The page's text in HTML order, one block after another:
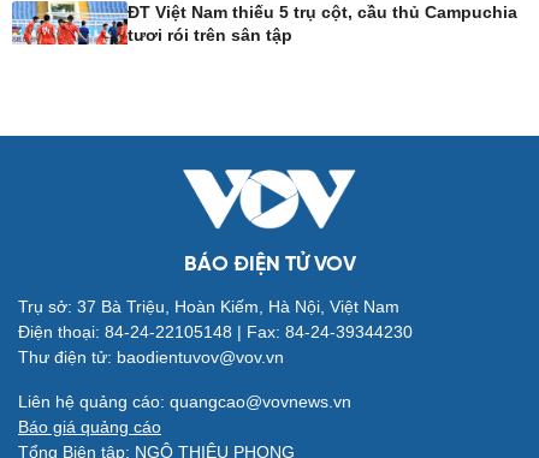
Sành điệu
Tin Công nghệ
Dinh dưỡng - món ngon
Làm đẹp - giảm cân
Ăn sạch sống khỏe
Đời sống
Nhà đẹp
Blog
Văn hóa
Âm nhạc
ĐT Việt Nam thiếu 5 trụ cột, cầu thủ Campuchia
tươi rói trên sân tập
BÁO ĐIỆN TỬ VOV
Trụ sở: 37 Bà Triệu, Hoàn Kiếm, Hà Nội, Việt Nam
Điện thoại: 84-24-22105148 | Fax: 84-24-39344230
Thư điện tử: baodientuvov@vov.vn
Liên hệ quảng cáo: quangcao@vovnews.vn
Báo giá quảng cáo
Tổng Biên tập: NGÔ THIỆU PHONG